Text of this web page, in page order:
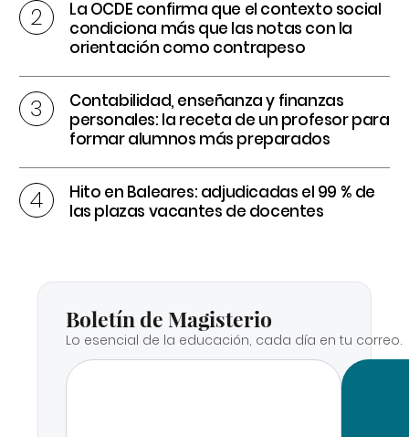
La OCDE confirma que el contexto social
condiciona más que las notas con la
orientación como contrapeso
Contabilidad, enseñanza y finanzas
personales: la receta de un profesor para
formar alumnos más preparados
Hito en Baleares: adjudicadas el 99 % de
las plazas vacantes de docentes
Boletín de Magisterio
Lo esencial de la educación, cada día en tu correo.